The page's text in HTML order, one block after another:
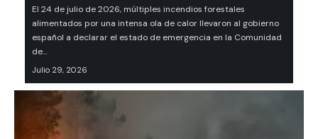
El 24 de julio de 2026, múltiples incendios forestales
alimentados por una intensa ola de calor llevaron al gobierno
español a declarar el estado de emergencia en la Comunidad
de…
Julio 29, 2026